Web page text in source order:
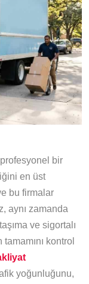
bir
en üst
bu firmalar
aynı zamanda
ve sigortalı
kontrol
yoğunluğunu,